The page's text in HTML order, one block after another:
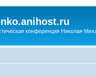
конференция Николая